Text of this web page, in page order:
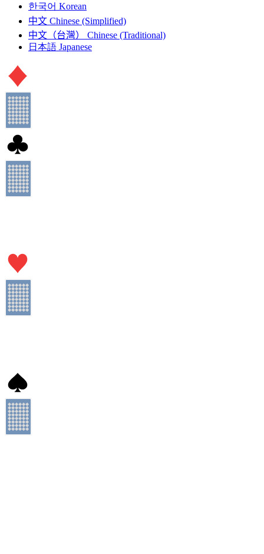
한국어 Korean
中文 Chinese (Simplified)
中文（台灣）
Chinese (Traditional)
日本語 Japanese